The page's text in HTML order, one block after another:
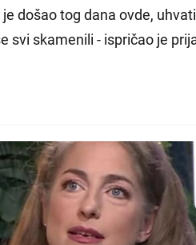
došao tog dana ovde,
svi skamenili - ispričao je